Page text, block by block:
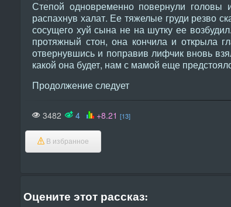
Степой одновременно повернули
распахнув халат. Ее тяжелые груди резво
сосущего хуй сына не на шутку ее
протяжный стон, она кончила и открыла
отвернувшись и поправив лифчик вновь
какой она будет, нам с мамой еще
Продолжение следует
3482 4 +8.21 [13]
В избранное
Оцените этот рассказ: